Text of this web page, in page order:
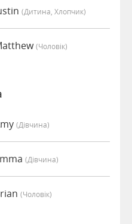
(дитина, Хлопчик)
(чоловік)
(дівчина)
(дівчина)
(чоловік)